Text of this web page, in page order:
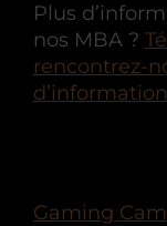
Plus
nos MBA ?
rencontrez-
d’information
Gaming